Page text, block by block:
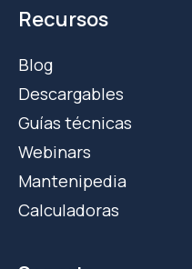
Recursos
Blog
Descargables
Guías técnicas
Webinars
Mantenipedia
Calculadoras